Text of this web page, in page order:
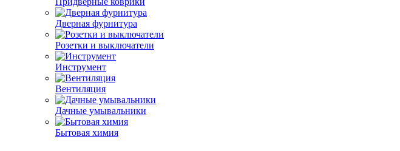
Дверная фурнитура
Розетки и выключатели
Инструмент
Вентиляция
Дачные умывальники
Бытовая химия